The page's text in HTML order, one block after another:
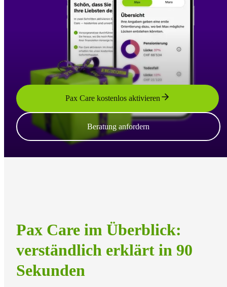
Pax Care kostenlos aktivieren
Beratung anfordern
Pax Care im Überblick:
verständlich erklärt in 90
Sekunden